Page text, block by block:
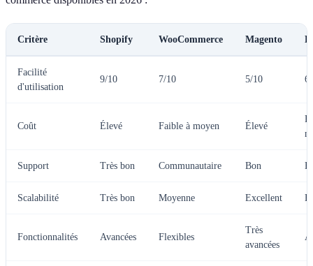
Critère Shopify WooCommerce Magento
Facilité
d'utilisation
9/10 7/10 5/10
Coût Élevé Faible à moyen Élevé
Support Très bon Communautaire Bon
Scalabilité Très bon Moyenne Excellent
Fonctionnalités Avancées Flexibles
Très
avancées